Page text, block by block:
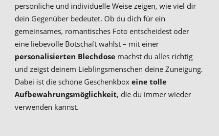
persönliche und individuelle Weise zeigen, wie viel dir
dein Gegenüber bedeutet. Ob du dich für ein
gemeinsames, romantisches Foto entscheidest oder
eine liebevolle Botschaft wählst – mit einer
personalisierten Blechdose machst du alles richtig
und zeigst deinem Lieblingsmenschen deine Zuneigung.
Dabei ist die schöne Geschenkbox eine tolle
Aufbewahrungsmöglichkeit, die du immer wieder
verwenden kannst.